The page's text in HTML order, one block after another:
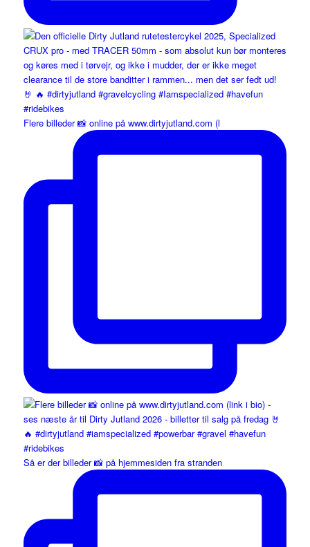
Flere billeder 📸 online på www.dirtyjutland.com (l
Så er der billeder 📸 på hjemmesiden fra stranden